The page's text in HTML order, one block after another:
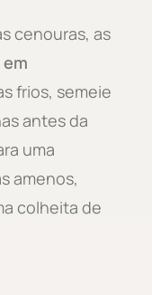
cenouras, as
frios, semeie
antes da
uma
amenos,
colheita de